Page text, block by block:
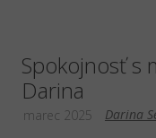
Spokojnosť s
Darina
Darina
marec 2025